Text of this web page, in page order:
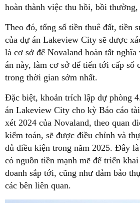
hoàn thành việc thu hồi, bồi
Theo đó, tổng số tiền thuê đất, tiền
của dự án Lakeview City sẽ được
là cơ sở để Novaland hoàn tất
án này, làm cơ sở để tiến tới cấp sổ
trong thời gian sớm nhất.
Đặc biệt, khoản trích lập dự phòng
án Lakeview City cho kỳ Báo cáo
xét 2024 của Novaland, theo quan
kiểm toán, sẽ được điều chỉnh và
đủ điều kiện trong năm 2025. Đây
có nguồn tiền mạnh mẽ để triển
doanh sắp tới, cũng như đảm bảo
các bên liên quan.